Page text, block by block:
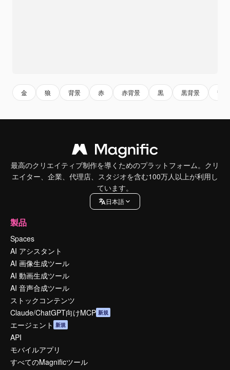
金 狼 背景 赤 赤背景 黒 黒背景 背
最高のクリエイティブ制作を導くためのプラットフォーム。クリ
エイター、企業、代理店、スタジオを含む100万人以上が利用し
ています。
日本語
製品
Spaces
AI アシスタント
AI 画像生成ツール
AI 動画生成ツール
AI 音声合成ツール
ストックコンテンツ
Claude/ChatGPT向けMCP 新規
エージェント 新規
API
モバイルアプリ
すべてのMagnificツール